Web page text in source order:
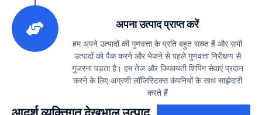
अपना उत्पाद प्राप्त करें
हम अपने उत्पादों की गुणवत्ता के प्रति बहुत सख्त हैं और सभी
उत्पादों को पैक करने और भेजने से पहले गुणवत्ता निरीक्षण से
गुजरना पड़ता है। हम तेज और किफायती शिपिंग सेवाएं प्रदान
करने के लिए अग्रणी लॉजिस्टिक्स कंपनियों के साथ साझेदारी
करते हैं